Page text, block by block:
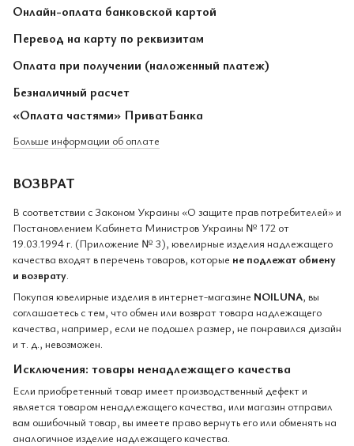
Онлайн-оплата банковской картой
Перевод на карту по реквизитам
Оплата при получении (наложенный платеж)
Безналичный расчет
«Оплата частями» ПриватБанка
Больше информации об оплате
ВОЗВРАТ
В соответствии с Законом Украины «О защите прав потребителей» и
Постановлением Кабинета Министров Украины № 172 от
19.03.1994 г. (Приложение № 3), ювелирные изделия надлежащего
качества входят в перечень товаров, которые не подлежат обмену
и возврату.
Покупая ювелирные изделия в интернет-магазине NOILUNA, вы
соглашаетесь с тем, что обмен или возврат товара надлежащего
качества, например, если не подошел размер, не понравился дизайн
и т. д., невозможен.
Исключения: товары ненадлежащего качества
Если приобретенный товар имеет производственный дефект и
является товаром ненадлежащего качества, или магазин отправил
вам ошибочный товар, вы имеете право вернуть его или обменять на
аналогичное изделие надлежащего качества.